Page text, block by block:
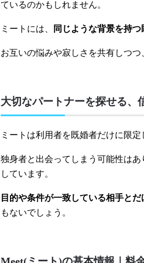
ているのかもしれません。
ミートには、 同じような背景を持
お互いの悩みや寂しさを共有しつ
大切なパートナーを探せる、
ミートは利用者を既婚者だけに限
独身者と出会ってしまう可能性はあ
しています。
目的や条件が一致している相手と
もないでしょう。